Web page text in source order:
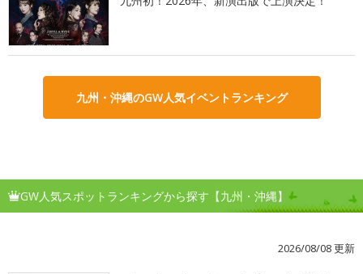
九州・沖縄のGW人気イベントランキング
GW人気スポットランキングから探す【九州・沖縄】
2026/08/08 更新